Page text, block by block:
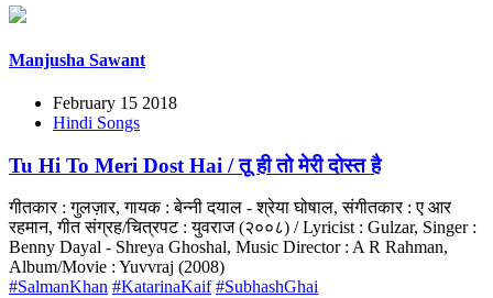
Manjusha Sawant
February 15 2018
Hindi Songs
Tu Hi To Meri Dost Hai / तू ही तो मेरी दोस्त है
गीतकार : गुलज़ार, गायक : बेन्नी दयाल - श्रेया घोषाल, संगीतकार : ए आर
रहमान, गीत संग्रह/चित्रपट : युवराज (२००८) / Lyricist : Gulzar, Singer :
Benny Dayal - Shreya Ghoshal, Music Director : A R Rahman,
Album/Movie : Yuvvraj (2008)
#SalmanKhan #KatarinaKaif #SubhashGhai